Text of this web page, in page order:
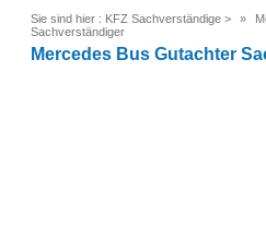
Sie sind hier : KFZ Sachverständige >
Sachverständiger
Mercedes Bus Gutachter